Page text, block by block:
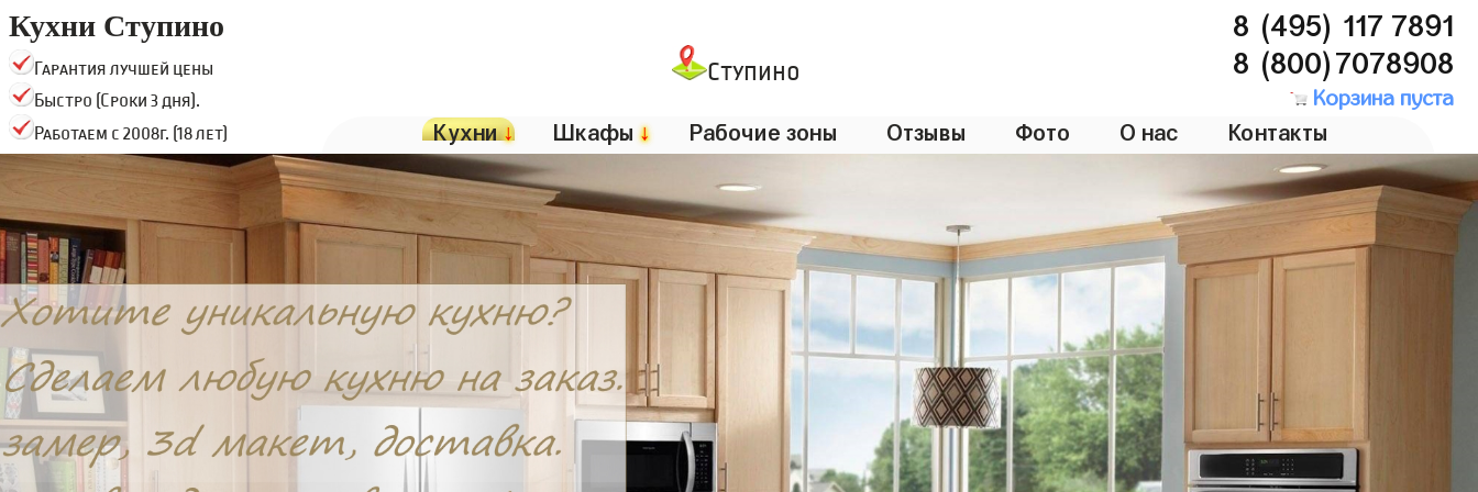
Кухни Ступино
Гарантия лучшей цены
Быстро (Сроки 3 дня).
Работаем с 2008г. (18 лет)
Ступино
8 (495) 117 7891
8 (800)7078908
Корзина пуста
Кухни↓ Шкафы↓ Рабочие зоны Отзывы Фото О нас Контакты